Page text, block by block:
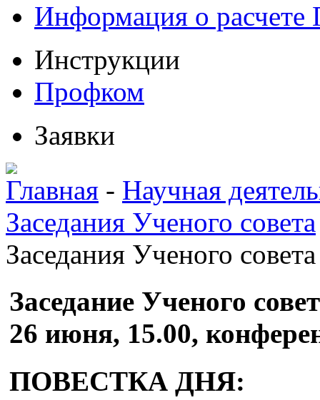
Информация о
Инструкции
Профком
Заявки
Главная - Научная
Заседания Ученого совета
Заседания Ученого
Заседание Ученого
26 июня, 15.00,
ПОВЕСТКА ДНЯ: